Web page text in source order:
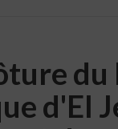
d'El